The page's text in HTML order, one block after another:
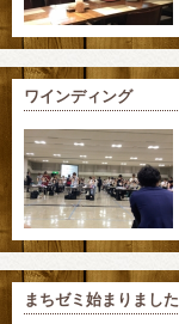
ワインディング
まちゼミ始まりました